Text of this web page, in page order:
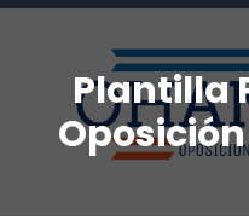
Plantilla